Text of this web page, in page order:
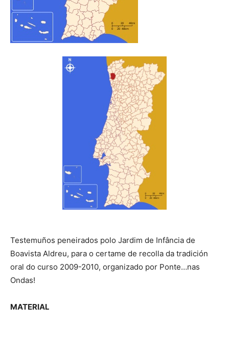
Testemuños peneirados polo Jardim de Infância de
Boavista Aldreu, para o certame de recolla da tradición
oral do curso 2009-2010, organizado por Ponte…nas
Ondas!
MATERIAL